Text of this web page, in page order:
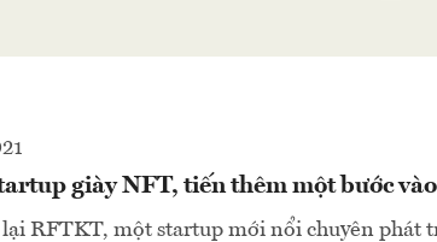
giày NFT, tiến thêm một bước
RFTKT, một startup mới nổi chuyên phát